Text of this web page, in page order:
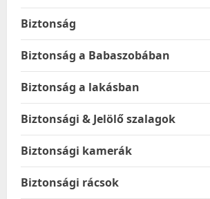
Biztonság
Biztonság a Babaszobában
Biztonság a lakásban
Biztonsági & Jelölő szalagok
Biztonsági kamerák
Biztonsági rácsok